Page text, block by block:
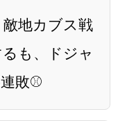
地カブス戦
も、ドジャ
敗⚾️